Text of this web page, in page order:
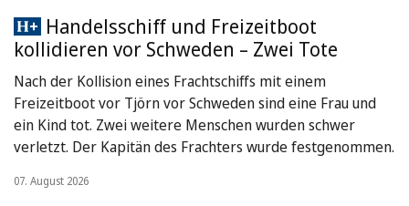
Handelsschiff und Freizeitboot
kollidieren vor Schweden – Zwei Tote
Nach der Kollision eines Frachtschiffs mit einem
Freizeitboot vor Tjörn vor Schweden sind eine Frau und
ein Kind tot. Zwei weitere Menschen wurden schwer
verletzt. Der Kapitän des Frachters wurde festgenommen.
07. August 2026